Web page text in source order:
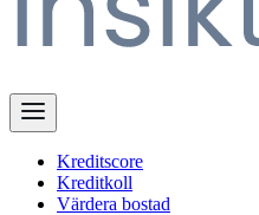
Kreditscore
Kreditkoll
Värdera bostad